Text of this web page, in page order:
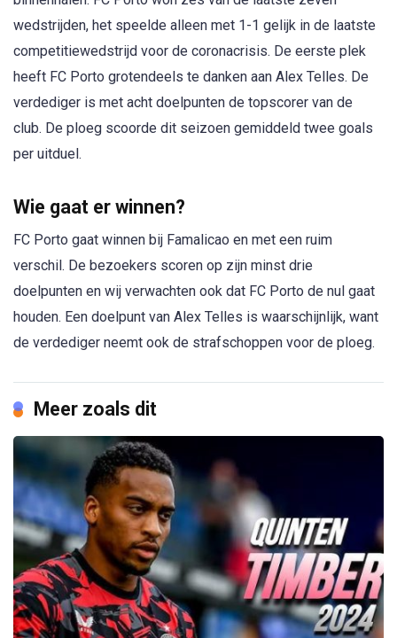
wedstrijden, het speelde alleen met 1-1 gelijk in de laatste
competitiewedstrijd voor de coronacrisis. De eerste plek
heeft FC Porto grotendeels te danken aan Alex Telles. De
verdediger is met acht doelpunten de topscorer van de
club. De ploeg scoorde dit seizoen gemiddeld twee goals
per uitduel.
Wie gaat er winnen?
FC Porto gaat winnen bij Famalicao en met een ruim
verschil. De bezoekers scoren op zijn minst drie
doelpunten en wij verwachten ook dat FC Porto de nul gaat
houden. Een doelpunt van Alex Telles is waarschijnlijk, want
de verdediger neemt ook de strafschoppen voor de ploeg.
Meer zoals dit